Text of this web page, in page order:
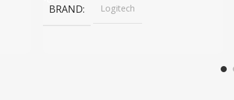
BRAND Logitech